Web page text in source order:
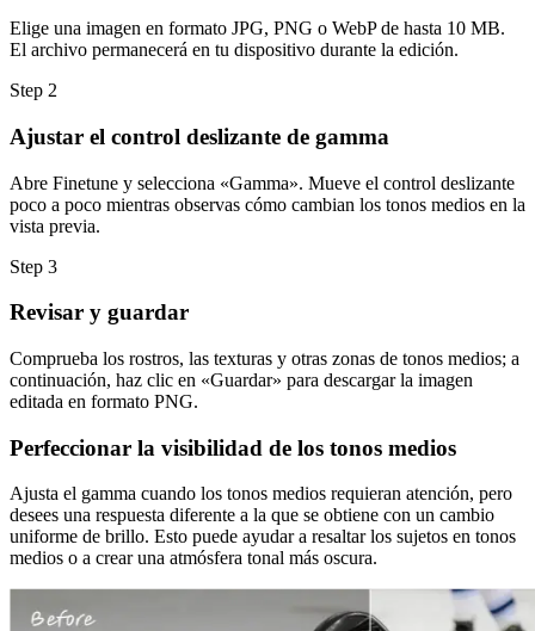
Elige una imagen en formato JPG, PNG o WebP de hasta 10 MB.
El archivo permanecerá en tu dispositivo durante la edición.
Step 2
Ajustar el control deslizante de gamma
Abre Finetune y selecciona «Gamma». Mueve el control deslizante
poco a poco mientras observas cómo cambian los tonos medios en la
vista previa.
Step 3
Revisar y guardar
Comprueba los rostros, las texturas y otras zonas de tonos medios; a
continuación, haz clic en «Guardar» para descargar la imagen
editada en formato PNG.
Perfeccionar la visibilidad de los tonos medios
Ajusta el gamma cuando los tonos medios requieran atención, pero
desees una respuesta diferente a la que se obtiene con un cambio
uniforme de brillo. Esto puede ayudar a resaltar los sujetos en tonos
medios o a crear una atmósfera tonal más oscura.